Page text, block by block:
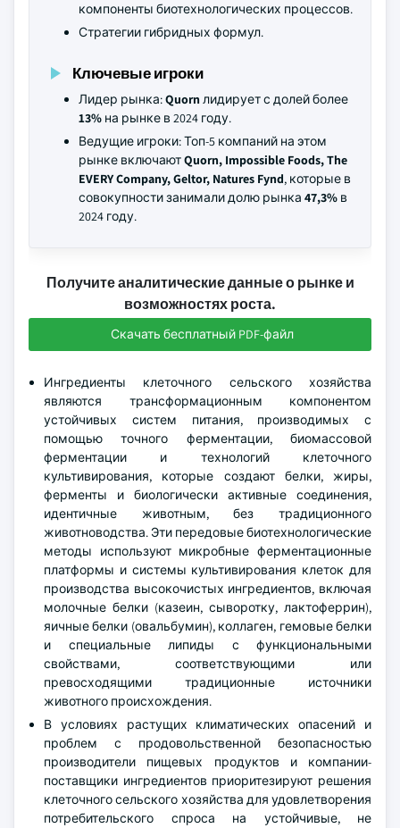
компоненты биотехнологических процессов.
Стратегии гибридных формул.
Ключевые игроки
Лидер рынка:Quorn лидирует с долей более
13% на рынке в 2024 году.
Ведущие игроки: Топ-5 компаний на этом
рынке включаютQuorn, Impossible Foods, The
EVERY Company, Geltor, Natures Fynd, которые в
совокупности занимали долю рынка 47,3% в
2024 году.
Получите аналитические данные о рынке и
возможностях роста.
Скачать бесплатный PDF-файл
Ингредиенты клеточного сельского хозяйства
являются трансформационным компонентом
устойчивых систем питания, производимых с
помощью точного ферментации, биомассовой
ферментации и технологий клеточного
культивирования, которые создают белки, жиры,
ферменты и биологически активные соединения,
идентичные животным, без традиционного
животноводства. Эти передовые биотехнологические
методы используют микробные ферментационные
платформы и системы культивирования клеток для
производства высокочистых ингредиентов, включая
молочные белки (казеин, сыворотку, лактоферрин),
яичные белки (овальбумин), коллаген, гемовые белки
и специальные липиды с функциональными
свойствами, соответствующими или
превосходящими традиционные источники
животного происхождения.
В условиях растущих климатических опасений и
проблем с продовольственной безопасностью
производители пищевых продуктов и компании-
поставщики ингредиентов приоритезируют решения
клеточного сельского хозяйства для удовлетворения
потребительского спроса на устойчивые, не